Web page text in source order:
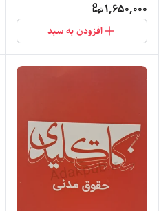
1,650,000
افزودن به سبد